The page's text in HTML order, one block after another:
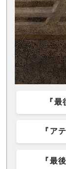
『
『ア
『最